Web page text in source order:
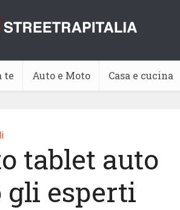
te Auto e Moto Casa e cucina
tablet auto
gli esperti